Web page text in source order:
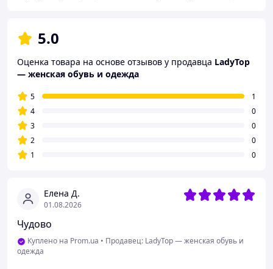
Елена Д.
01.08.2026
Чудово
Куплено на Prom.ua • Продавец: LadyTop — женская обувь и
одежда
5.0
Оценка товара на основе отзывов у продавца LadyTop
— женская обувь и одежда
5
1
4
0
3
0
2
0
1
0